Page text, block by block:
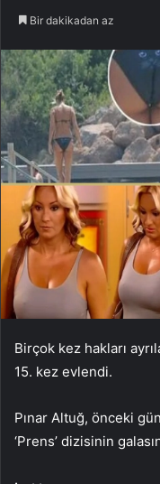
Bir dakikadan az
Birçok kez hakları
15. kez evlendi.
Pınar Altuğ, önceki
‘Prens’ dizisinin